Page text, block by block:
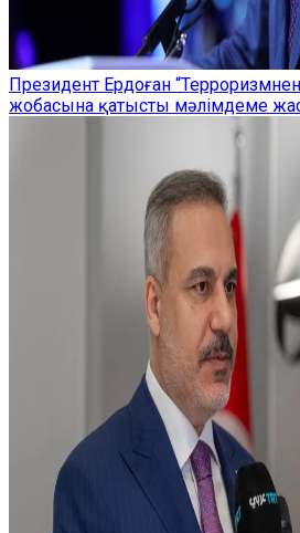
Президент Ердоған
жобасына қатысты мәлімдеме